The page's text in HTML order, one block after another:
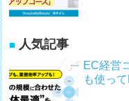
人気記事
EC経営
も使っ